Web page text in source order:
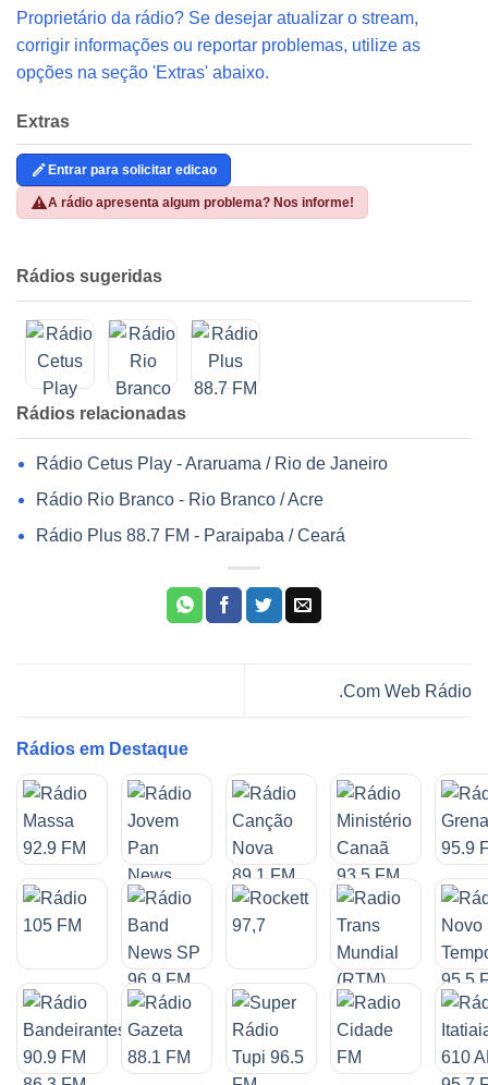
Proprietário da rádio? Se desejar atualizar o stream,
corrigir informações ou reportar problemas, utilize as
opções na seção 'Extras' abaixo.
Extras
Entrar para solicitar edicao
A rádio apresenta algum problema? Nos informe!
Rádios sugeridas
Rádios relacionadas
Rádio Cetus Play - Araruama / Rio de Janeiro
Rádio Rio Branco - Rio Branco / Acre
Rádio Plus 88.7 FM - Paraipaba / Ceará
.Com Web Rádio
Rádios em Destaque